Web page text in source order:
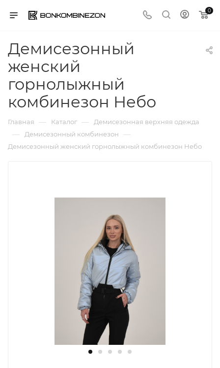
0
Демисезонный
женский
горнолыжный
комбинезон Небо
Главная — Каталог — Демисезонная верхняя одежда
— Демисезонный комбинезон —
Демисезонный женский горнолыжный комбинезон Небо